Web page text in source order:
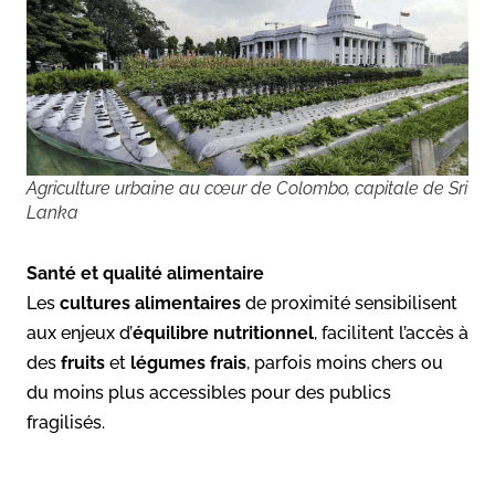
Agriculture urbaine au cœur de Colombo, capitale de Sri
Lanka
Santé et qualité alimentaire
Les cultures alimentaires de proximité sensibilisent
aux enjeux d’équilibre nutritionnel, facilitent l’accès à
des fruits et légumes frais, parfois moins chers ou
du moins plus accessibles pour des publics
fragilisés.